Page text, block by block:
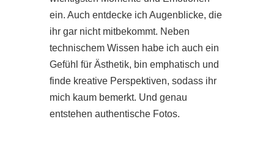
ein. Auch entdecke ich Augenblicke, die
ihr gar nicht mitbekommt. Neben
technischem Wissen habe ich auch ein
Gefühl für Ästhetik, bin emphatisch und
finde kreative Perspektiven, sodass ihr
mich kaum bemerkt. Und genau
entstehen authentische Fotos.